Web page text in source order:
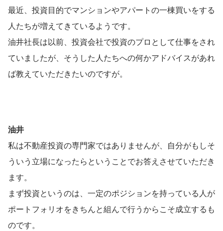
最近、投資目的でマンションやアパートの一棟買いをする
人たちが増えてきているようです。
油井社長は以前、投資会社で投資のプロとして仕事をされ
ていましたが、そうした人たちへの何かアドバイスがあれ
ば教えていただきたいのですが。
油井
私は不動産投資の専門家ではありませんが、自分がもしそ
ういう立場になったらということでお答えさせていただき
ます。
まず投資というのは、一定のポジションを持っている人が
ポートフォリオをきちんと組んで行うからこそ成立するも
のです。